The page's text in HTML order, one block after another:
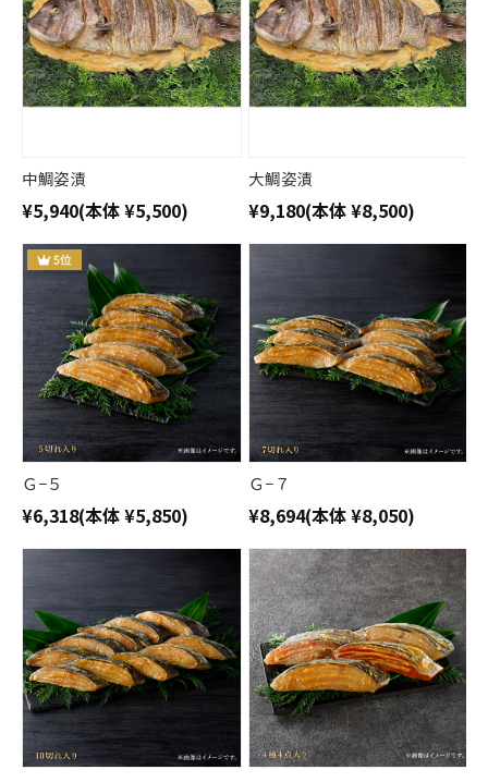
中鯛姿漬
¥5,940(本体 ¥5,500)
大鯛姿漬
¥9,180(本体 ¥8,500)
Ｇ−５
¥6,318(本体 ¥5,850)
Ｇ−７
¥8,694(本体 ¥8,050)